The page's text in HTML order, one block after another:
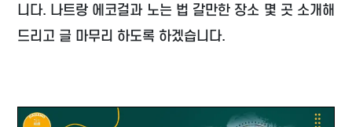
니다. 나트랑 에코걸과 노는 법 갈만한 장소 몇 곳 소개해
드리고 글 마무리 하도록 하겠습니다.